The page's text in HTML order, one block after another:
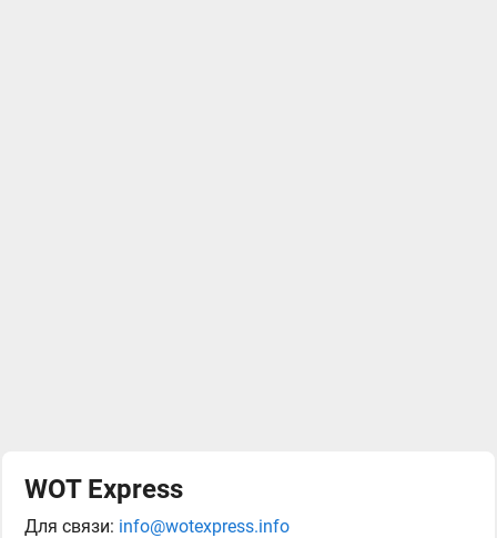
WOT Express
Для связи: info@wotexpress.info